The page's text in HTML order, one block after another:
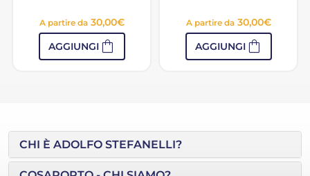
A partire da 30,00€
AGGIUNGIshopping_bag
A partire da 30,00€
AGGIUNGIshopping_bag
CHI È ADOLFO STEFANELLI?